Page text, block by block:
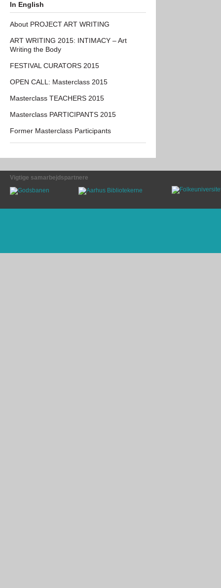
In English
About PROJECT ART WRITING
ART WRITING 2015: INTIMACY – Art
Writing the Body
FESTIVAL CURATORS 2015
OPEN CALL: Masterclass 2015
Masterclass TEACHERS 2015
Masterclass PARTICIPANTS 2015
Former Masterclass Participants
Vigtige samarbejdspartnere